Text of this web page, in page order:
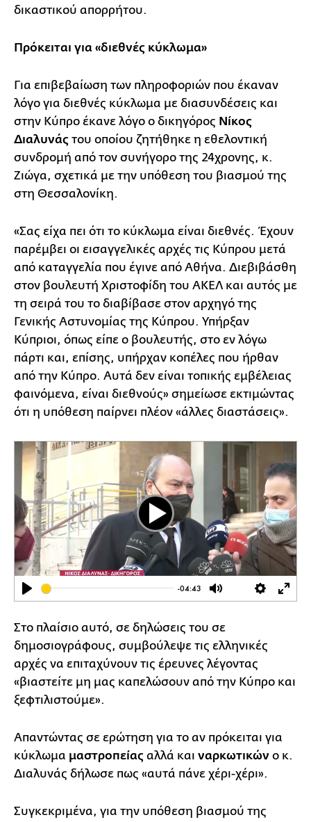
δικαστικού απορρήτου.
Πρόκειται για «διεθνές κύκλωμα»
Για επιβεβαίωση των πληροφοριών που έκαναν
λόγο για διεθνές κύκλωμα με διασυνδέσεις και
στην Κύπρο έκανε λόγο ο δικηγόρος Νίκος
Διαλυνάς του οποίου ζητήθηκε η εθελοντική
συνδρομή από τον συνήγορο της 24χρονης, κ.
Ζιώγα, σχετικά με την υπόθεση του βιασμού της
στη Θεσσαλονίκη.
«Σας είχα πει ότι το κύκλωμα είναι διεθνές. Έχουν
παρέμβει οι εισαγγελικές αρχές τις Κύπρου μετά
από καταγγελία που έγινε από Αθήνα. Διεβιβάσθη
στον βουλευτή Χριστοφίδη του ΑΚΕΛ και αυτός με
τη σειρά του το διαβίβασε στον αρχηγό της
Γενικής Αστυνομίας της Κύπρου. Υπήρξαν
Κύπριοι, όπως είπε ο βουλευτής, στο εν λόγω
πάρτι και, επίσης, υπήρχαν κοπέλες που ήρθαν
από την Κύπρο. Αυτά δεν είναι τοπικής εμβέλειας
φαινόμενα, είναι διεθνούς» σημείωσε εκτιμώντας
ότι η υπόθεση παίρνει πλέον «άλλες διαστάσεις».
Play
-04:43
Mute Settings
Play
Στο πλαίσιο αυτό, σε δηλώσεις του σε
δημοσιογράφους, συμβούλεψε τις ελληνικές
αρχές να επιταχύνουν τις έρευνες λέγοντας
«βιαστείτε μη μας καπελώσουν από την Κύπρο και
ξεφτιλιστούμε».
Απαντώντας σε ερώτηση για το αν πρόκειται για
κύκλωμα μαστροπείας αλλά και ναρκωτικών ο κ.
Διαλυνάς δήλωσε πως «αυτά πάνε χέρι-χέρι».
Συγκεκριμένα, για την υπόθεση βιασμού της